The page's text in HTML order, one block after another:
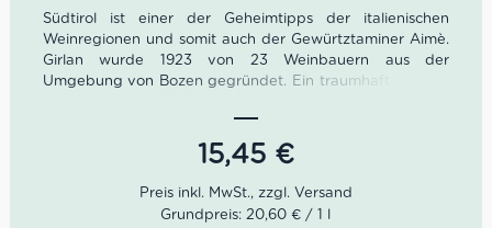
Südtirol ist einer der Geheimtipps der italienischen
Weinregionen und somit auch der Gewürtztaminer Aimè.
Girlan wurde 1923 von 23 Weinbauern aus der
Umgebung von Bozen gegründet. Ein traumhaft schöner
Die alten Gemäuer der Kellergänge bieten optimale
Bedingungen für die Lagerung der Weine. Heute sind
etwa 200 Winzerfamilien Teil von Girlan. Kellermeister
15,45 €
Grundpreis: 20,60 € / 1 l